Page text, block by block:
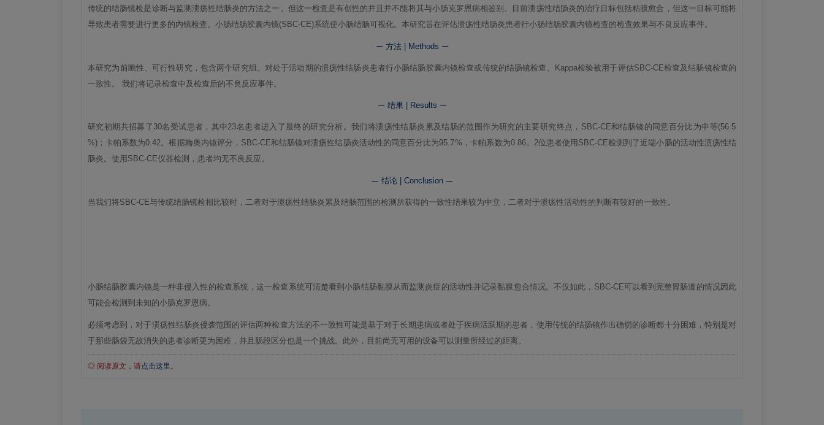
传统的结肠镜检是诊断与监测溃疡性结肠炎的方法之一。但这一检查是有创性的并且并不能将其与小肠克罗恩病相鉴别。目前溃疡性结肠炎的治疗目标包括粘膜愈合，但这一目标可能将
导致患者需要进行更多的内镜检查。小肠结肠胶囊内镜(SBC-CE)系统使小肠结肠可视化。本研究旨在评估溃疡性结肠炎患者行小肠结肠胶囊内镜检查的检查效果与不良反应事件。
方法 | Methods
本研究为前瞻性、可行性研究，包含两个研究组。对处于活动期的溃疡性结肠炎患者行小肠结肠胶囊内镜检查或传统的结肠镜检查。Kappa检验被用于评估SBC-CE检查及结肠镜检查的
一致性。 我们将记录检查中及检查后的不良反应事件。
结果 | Results
研究初期共招募了30名受试患者，其中23名患者进入了最终的研究分析。我们将溃疡性结肠炎累及结肠的范围作为研究的主要研究终点，SBC-CE和结肠镜的同意百分比为中等(56.5
%)；卡帕系数为0.42。根据梅奥内镜评分，SBC-CE和结肠镜对溃疡性结肠炎活动性的同意百分比为95.7 %，卡帕系数为0.86。2位患者使用SBC-CE检测到了近端小肠的活动性溃疡性结
肠炎。使用SBC-CE仪器检测，患者均无不良反应。
结论 | Conclusion
当我们将SBC-CE与传统结肠镜检相比较时，二者对于溃疡性结肠炎累及结肠范围的检测所获得的一致性结果较为中立，二者对于溃疡性活动性的判断有较好的一致性。
小肠结肠胶囊内镜是一种非侵入性的检查系统，这一检查系统可清楚看到小肠结肠黏膜从而监测炎症的活动性并记录黏膜愈合情况。不仅如此，SBC-CE可以看到完整胃肠道的情况因此
可能会检测到未知的小肠克罗恩病。
必须考虑到，对于溃疡性结肠炎侵袭范围的评估两种检查方法的不一致性可能是基于对于长期患病或者处于疾病活跃期的患者，使用传统的结肠镜作出确切的诊断都十分困难，特别是对
于那些肠袋无故消失的患者诊断更为困难，并且肠段区分也是一个挑战。此外，目前尚无可用的设备可以测量所经过的距离。
◎ 阅读原文，请点击这里 。